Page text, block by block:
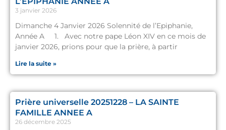
3 janvier 2026
Dimanche 4 Janvier 2026 Solennité de l’Epiphanie,
Année A 1. Avec notre pape Léon XIV en ce mois de
janvier 2026, prions pour que la prière, à partir
Lire la suite »
Prière universelle 20251228 – LA SAINTE
FAMILLE ANNEE A
26 décembre 2025